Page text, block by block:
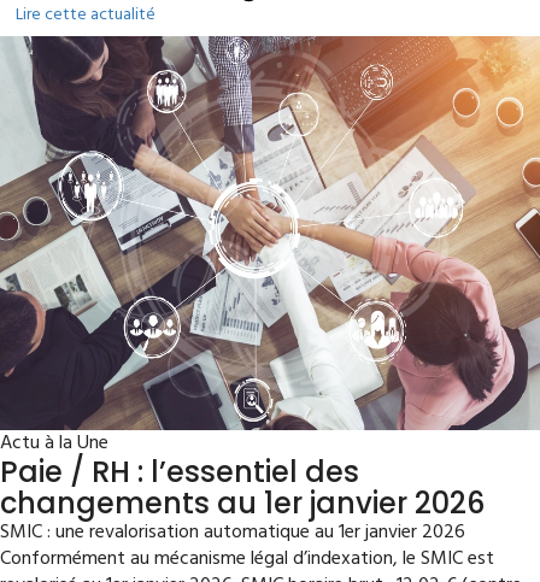
Lire cette actualité
Actu à la Une
Paie / RH : l’essentiel des
changements au 1er janvier 2026
SMIC : une revalorisation automatique au 1er janvier 2026
Conformément au mécanisme légal d’indexation, le SMIC est